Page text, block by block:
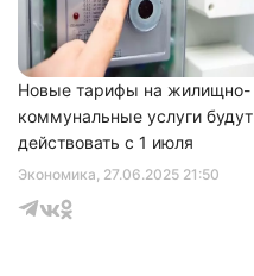
Экономика, 27.06.2025 21:50
Новые тарифы на жилищно-
коммунальные услуги будут
действовать с 1 июля